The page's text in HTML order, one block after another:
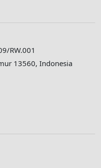
RW.001
13560, Indonesia